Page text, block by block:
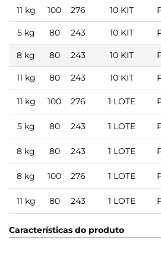
11 kg 100 276 10 KIT
5 kg 80 243 10 KIT
8 kg 80 243 10 KIT
11 kg 80 243 10 KIT
11 kg 100 276 1 LOTE
5 kg 80 243 1 LOTE
8 kg 80 243 1 LOTE
8 kg 100 276 1 LOTE
11 kg 80 243 1 LOTE
Características do produto